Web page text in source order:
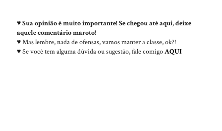
♥Sua opinião é muito importante! Se chegou até aqui, deixe
aquele comentário maroto!
♥ Mas lembre, nada de ofensas, vamos manter a classe, ok?!
♥ Se você tem alguma dúvida ou sugestão, fale comigoAQUI